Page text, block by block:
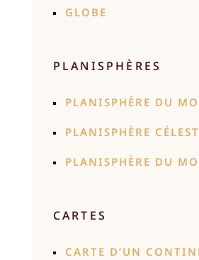
GLOBE
PLANISPHÈRES
PLANISPHÈRE DU
PLANISPHÈRE
PLANISPHÈRE DU
CARTES
CARTE D’UN